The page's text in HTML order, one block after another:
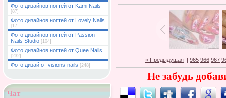
« Предыдущая 965 966 967
Не забудь
Фото дизайнов ногтей от Kami Nails
[87]
Фото дизайнов ногтей от Lovely Nails
[17]
Фото дизайнов ногтей от Passion
Nails Studio
[104]
Фото дизайнов ногтей от Quee Nails
[232]
Фото дизай от visions-nails [248]
Чат